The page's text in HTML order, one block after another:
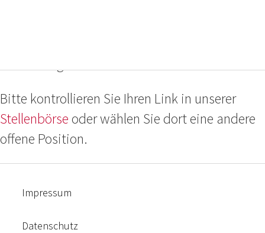
Bitte kontrollieren Sie Ihren Link in unserer
Stellenbörse oder wählen Sie dort eine andere
offene Position.
Impressum
Datenschutz